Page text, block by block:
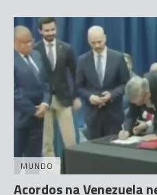
MUNDO
Acordos na Venezuela